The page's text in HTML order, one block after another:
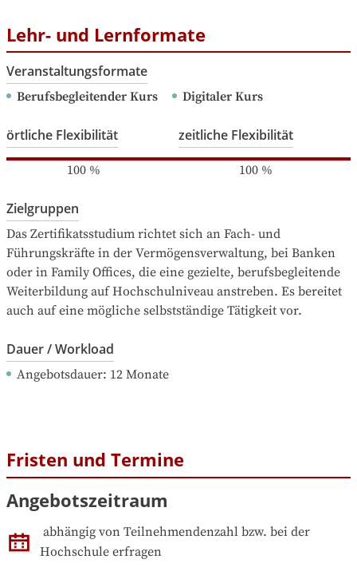
Lehr- und Lernformate
Veranstaltungsformate
Berufsbegleitender Kurs Digitaler Kurs
örtliche Flexibilität
100%
zeitliche Flexibilität
100%
Zielgruppen
Das Zertifikatsstudium richtet sich an Fach- und
Führungskräfte in der Vermögensverwaltung, bei Banken
oder in Family Offices, die eine gezielte, berufsbegleitende
Weiterbildung auf Hochschulniveau anstreben. Es bereitet
auch auf eine mögliche selbstständige Tätigkeit vor.
Dauer / Workload
Angebotsdauer: 12 Monate
Fristen und Termine
Angebotszeitraum
abhängig von Teilnehmendenzahl bzw. bei der
Hochschule erfragen